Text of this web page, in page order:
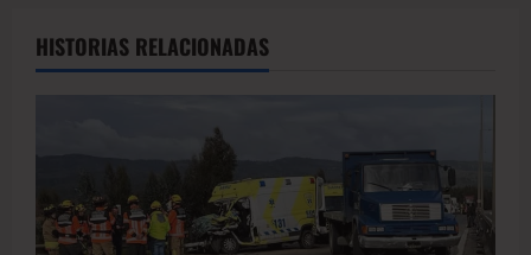
HISTORIAS RELACIONADAS